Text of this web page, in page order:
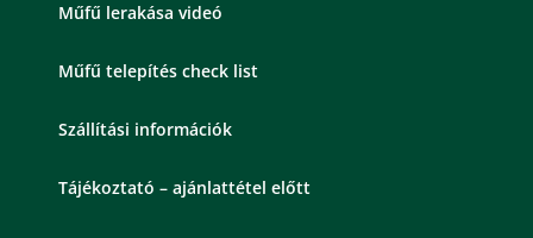
Műfű lerakása videó
Műfű telepítés check list
Szállítási információk
Tájékoztató – ajánlattétel előtt